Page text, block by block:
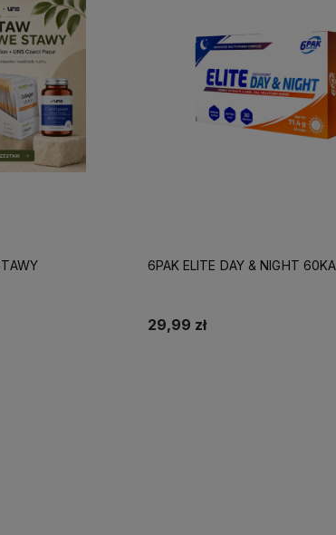
6PAK ELITE DAY & NIGHT
29,99 zł